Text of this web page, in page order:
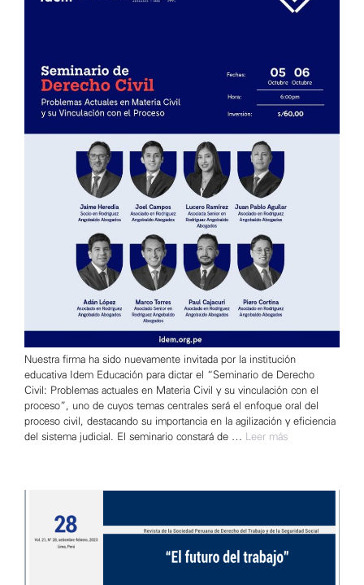
Nuestra firma ha sido nuevamente invitada por la institución
educativa Idem Educación para dictar el “Seminario de Derecho
Civil: Problemas actuales en Materia Civil y su vinculación con el
proceso”, uno de cuyos temas centrales será el enfoque oral del
proceso civil, destacando su importancia en la agilización y eficiencia
del sistema judicial. El seminario constará de … Leer más